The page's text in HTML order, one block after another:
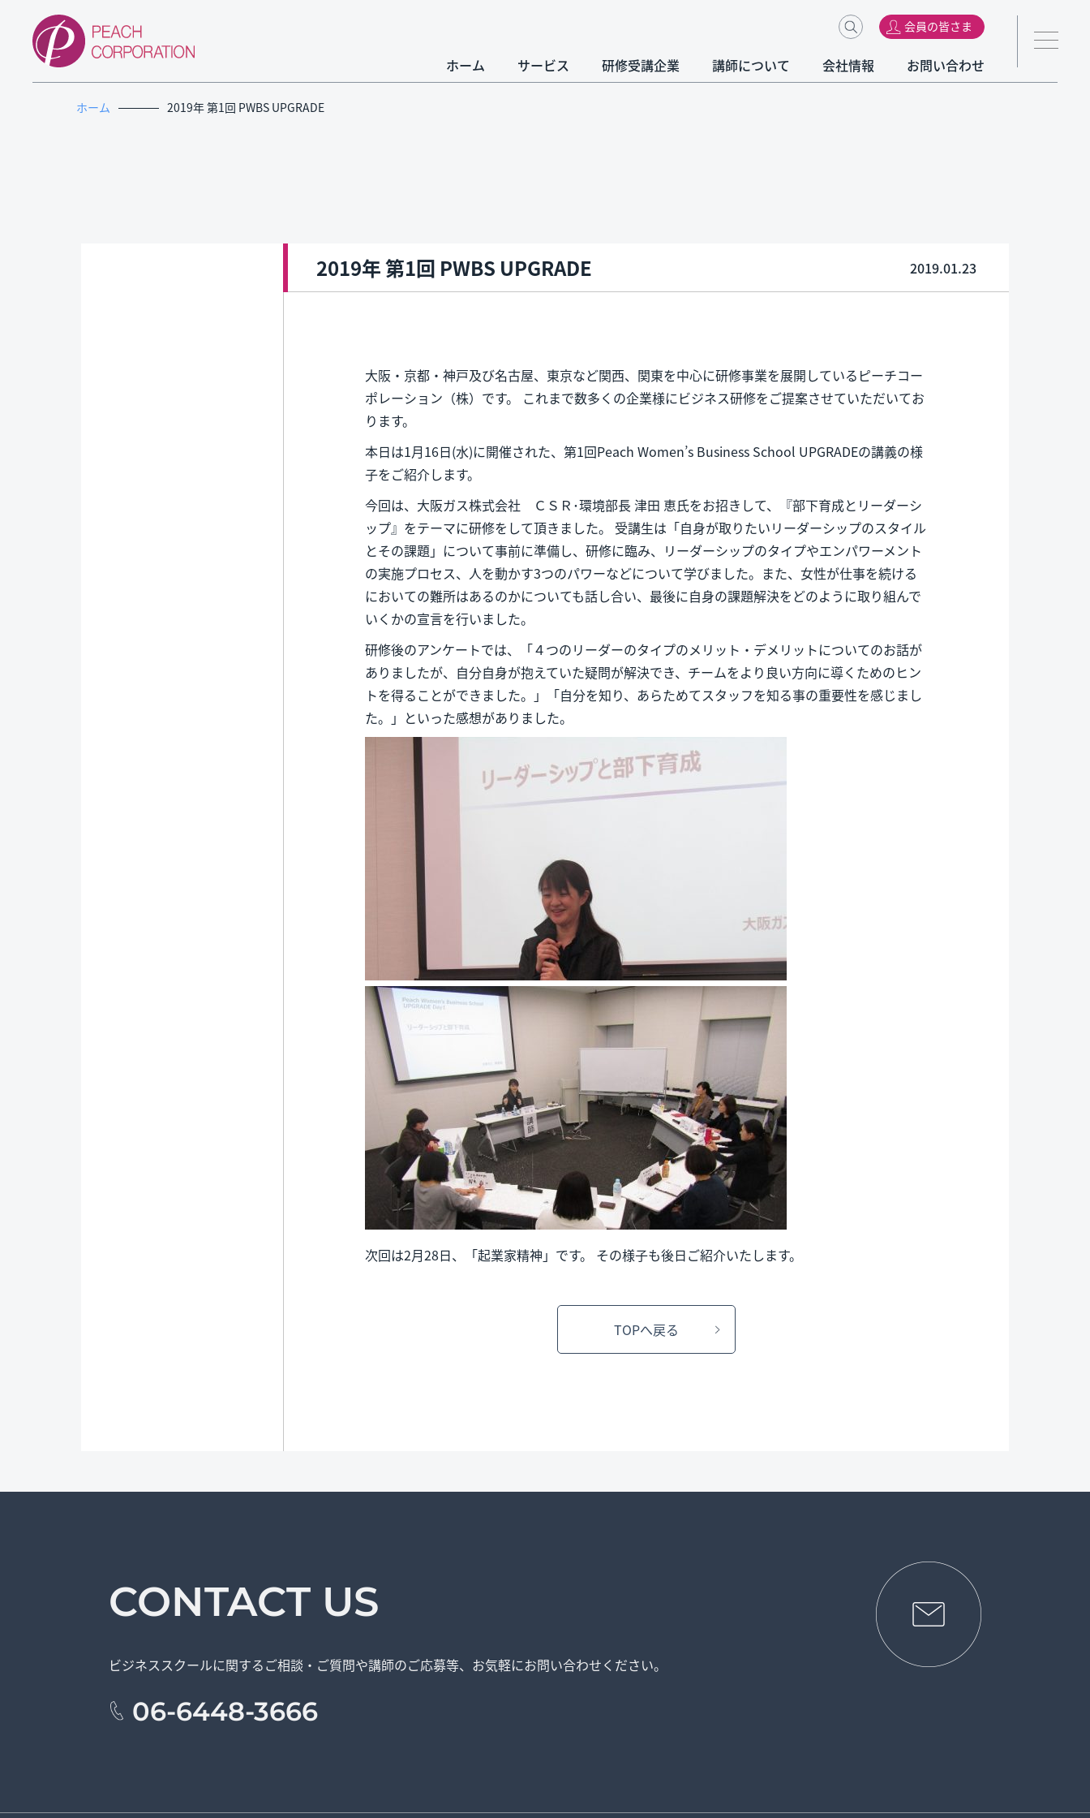
会員の皆さま
ホーム サービス 研修受講企業 講師について 会社情報 お問い合わせ
ホーム 2019年 第1回 PWBS UPGRADE
2019年 第1回 PWBS UPGRADE 2019.01.23
大阪・京都・神戸及び名古屋、東京など関西、関東を中心に研修事業を展開しているピーチコー
ポレーション（株）です。 これまで数多くの企業様にビジネス研修をご提案させていただいてお
ります。
本日は1月16日(水)に開催された、第1回Peach Women’s Business School UPGRADEの講義の様
子をご紹介します。
今回は、大阪ガス株式会社 ＣＳＲ･環境部長 津田 恵氏をお招きして、『部下育成とリーダーシ
ップ』をテーマに研修をして頂きました。 受講生は「自身が取りたいリーダーシップのスタイル
とその課題」について事前に準備し、研修に臨み、リーダーシップのタイプやエンパワーメント
の実施プロセス、人を動かす3つのパワーなどについて学びました。また、女性が仕事を続ける
においての難所はあるのかについても話し合い、最後に自身の課題解決をどのように取り組んで
いくかの宣言を行いました。
研修後のアンケートでは、「４つのリーダーのタイプのメリット・デメリットについてのお話が
ありましたが、自分自身が抱えていた疑問が解決でき、チームをより良い方向に導くためのヒン
トを得ることができました。」「自分を知り、あらためてスタッフを知る事の重要性を感じまし
た。」といった感想がありました。
次回は2月28日、「起業家精神」です。 その様子も後日ご紹介いたします。
TOPへ戻る
CONTACT US
ビジネススクールに関するご相談・ご質問や講師のご応募等、 お気軽にお問い合わせください。
06-6448-3666